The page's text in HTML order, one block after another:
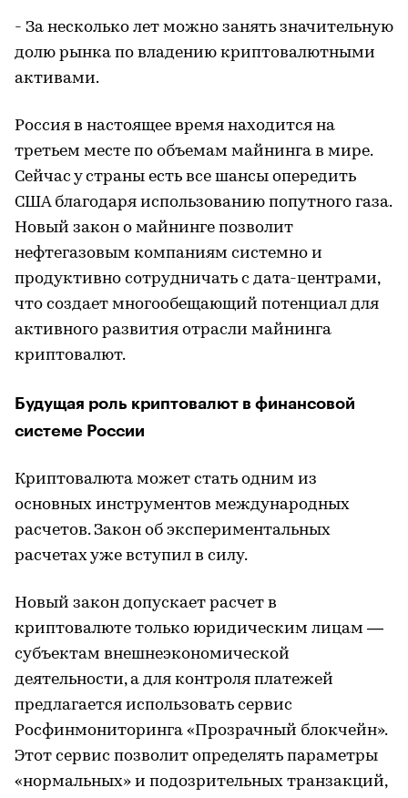
- За несколько лет можно занять значительную
долю рынка по владению криптовалютными
активами.
Россия в настоящее время находится на
третьем месте по объемам майнинга в мире.
Сейчас у страны есть все шансы опередить
США благодаря использованию попутного газа.
Новый закон о майнинге позволит
нефтегазовым компаниям системно и
продуктивно сотрудничать с дата-центрами,
что создает многообещающий потенциал для
активного развития отрасли майнинга
криптовалют.
Будущая роль криптовалют в финансовой
системе России
Криптовалюта может стать одним из
основных инструментов международных
расчетов. Закон об экспериментальных
расчетах уже вступил в силу.
Новый закон допускает расчет в
криптовалюте только юридическим лицам —
субъектам внешнеэкономической
деятельности, а для контроля платежей
предлагается использовать сервис
Росфинмониторинга «Прозрачный блокчейн».
Этот сервис позволит определять параметры
«нормальных» и подозрительных транзакций,